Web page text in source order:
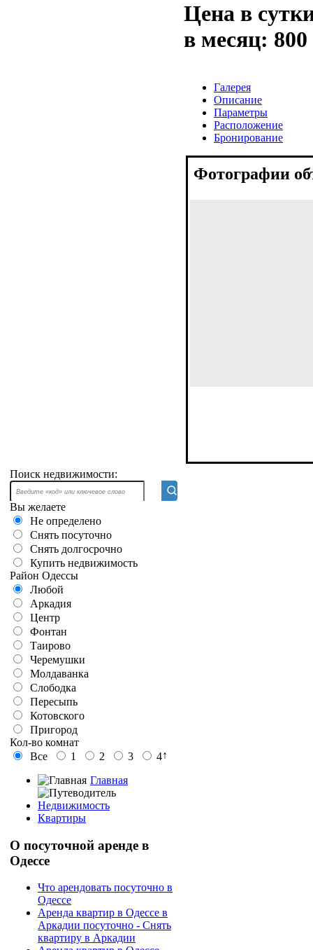
Цена в
в месяц:
Галерея
Описание
Параметры
Расположение
Бронирование
Фотографии
Поиск недвижимости:
Вы желаете
Не определено
Снять посуточно
Снять долгосрочно
Купить недвижимость
Район Одессы
Любой
Аркадия
Центр
Фонтан
Таирово
Черемушки
Молдаванка
Слободка
Пересыпь
Котовского
Пригород
Кол-во комнат
Все
1 2 3 4↑
Главная
Недвижимость
Квартиры
О посуточной аренде в
Одессе
Что арендовать посуточно в
Одессе
Аренда квартир в Одессе в
Аркадии посуточно - Снять
квартиру в Аркадии